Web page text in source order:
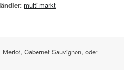
multi-markt
Merlot, Cabernet Sauvignon, oder